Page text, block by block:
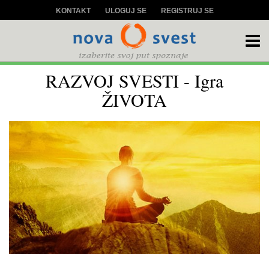
KONTAKT ULOGUJ SE REGISTRUJ SE
RAZVOJ SVESTI - Igra
ŽIVOTA